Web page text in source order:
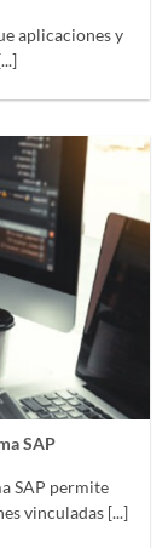
aplicaciones y
SAP
SAP permite
vinculadas [...]